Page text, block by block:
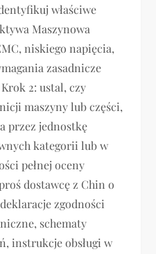
właściwe
Maszynowa
niskiego napięcia,
zasadnicze
2: ustal, czy
maszyny lub części,
przez jednostkę
kategorii lub w
pełnej oceny
dostawcę z Chin o
zgodności
schematy
instrukcje obsługi w